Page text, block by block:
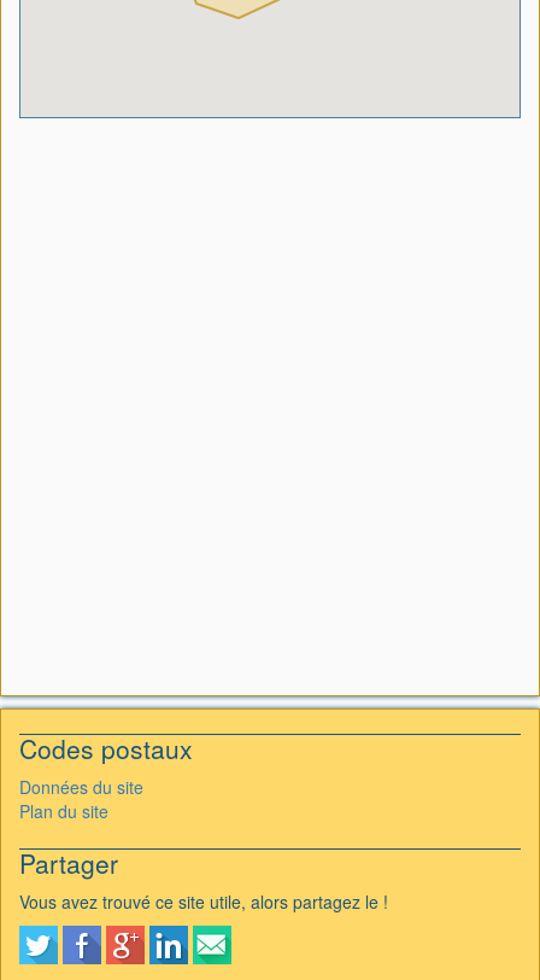
Codes postaux
Données du site
Plan du site
Partager
Vous avez trouvé ce site utile, alors partagez le !